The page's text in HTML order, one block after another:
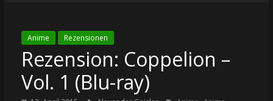
Anime Rezensionen
Rezension: Coppelion –
Vol. 1 (Blu-ray)